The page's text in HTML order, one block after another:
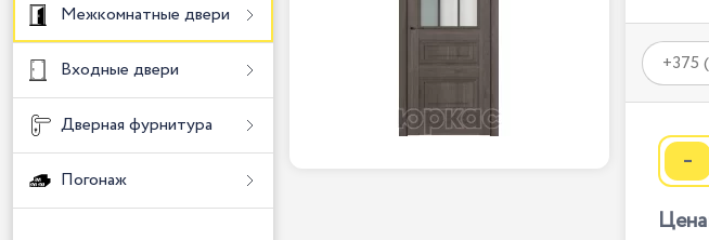
Межкомнатные двери
Входные двери
Дверная фурнитура
Погонаж -